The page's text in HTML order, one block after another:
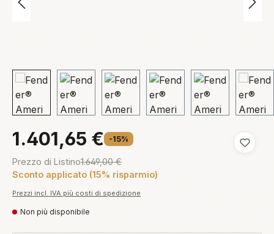
1.401,65 € -15%
Prezzo di Listino1.649,00 €
Sconto applicato (15% risparmio)
Prezzi incl. IVA più costi di spedizione
Non più disponibile